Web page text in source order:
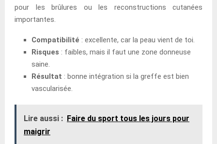
pour les brûlures ou les reconstructions cutanées
importantes.
Compatibilité : excellente, car la peau vient de toi.
Risques : faibles, mais il faut une zone donneuse
saine.
Résultat : bonne intégration si la greffe est bien
vascularisée.
Lire aussi : Faire du sport tous les jours pour
maigrir